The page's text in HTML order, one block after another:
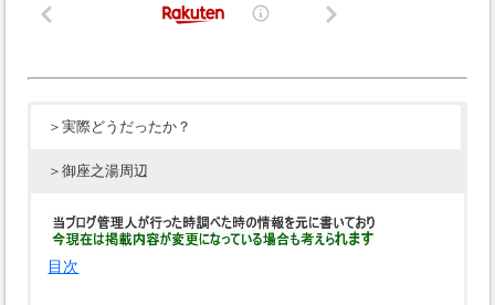
＞実際どうだったか？
＞御座之湯周辺
目次